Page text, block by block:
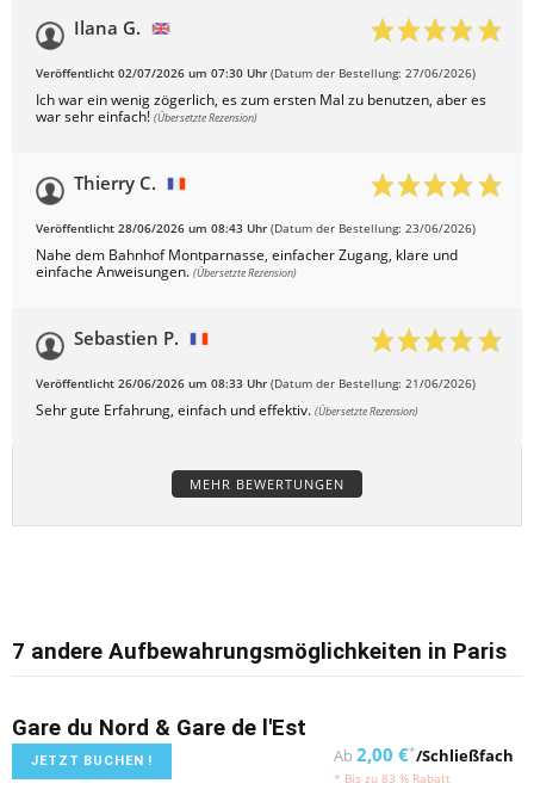
Ilana G.
Veröffentlicht 02/07/2026 um 07:30 Uhr (Datum der Bestellung: 27/06/2026)
Ich war ein wenig zögerlich, es zum ersten Mal zu benutzen, aber es
war sehr einfach! (Übersetzte Rezension)
Thierry C.
Veröffentlicht 28/06/2026 um 08:43 Uhr (Datum der Bestellung: 23/06/2026)
Nahe dem Bahnhof Montparnasse, einfacher Zugang, klare und
einfache Anweisungen. (Übersetzte Rezension)
Sebastien P.
Veröffentlicht 26/06/2026 um 08:33 Uhr (Datum der Bestellung: 21/06/2026)
Sehr gute Erfahrung, einfach und effektiv. (Übersetzte Rezension)
MEHR BEWERTUNGEN
7 andere Aufbewahrungsmöglichkeiten in Paris
Gare du Nord & Gare de l'Est
JETZT BUCHEN ! Ab 2,00 €*/Schließfach
* Bis zu 83 % Rabatt